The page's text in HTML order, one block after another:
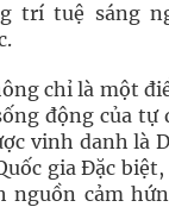
trí tuệ sáng
chỉ là một
động của tự
vinh danh là
gia Đặc
nguồn cảm